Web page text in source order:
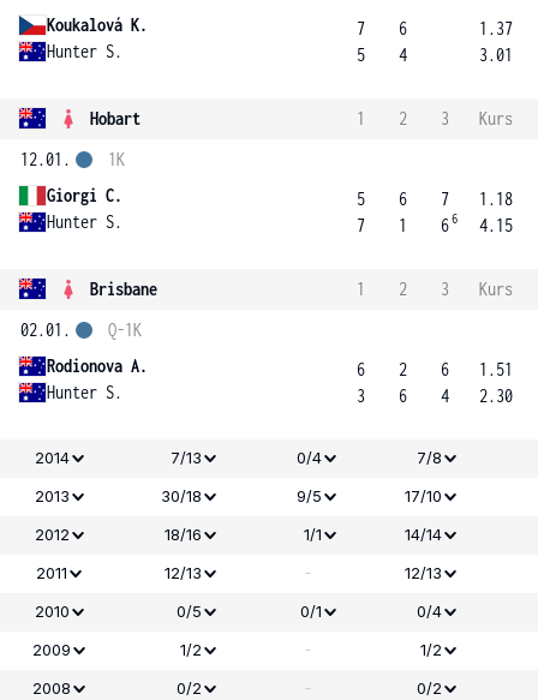
Koukalová K.
Hunter S.
7
5
6
4
1.37
3.01
Hobart 1 2 3
Kurs
12.01.
Giorgi C.
Hunter S.
1K
5
7
6
1
7
66
1.18
4.15
Brisbane 1 2 3
Kurs
02.01.
Rodionova A.
Hunter S.
Q-1K
6
3
2
6
6
4
1.51
2.30
2014 7/13 0/4
7/8
2013
30/18 9/5
17/10
2012
18/16 1/1
14/14
2011
12/13 -
12/13
2010
0/5 0/1
0/4
2009
1/2 -
1/2
2008
0/2 - 0/2